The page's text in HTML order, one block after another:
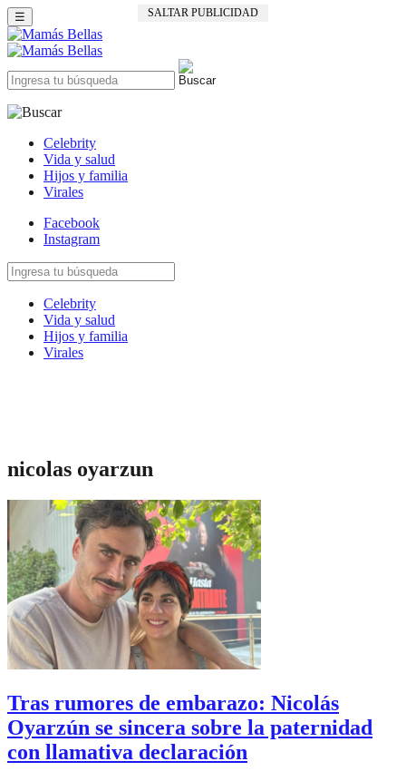
SALTAR PUBLICIDAD
☰
Celebrity
Vida y salud
Hijos y familia
Virales
Facebook
Instagram
Celebrity
Vida y salud
Hijos y familia
Virales
nicolas oyarzun
Tras rumores de embarazo: Nicolás
Oyarzún se sincera sobre la paternidad
con llamativa declaración